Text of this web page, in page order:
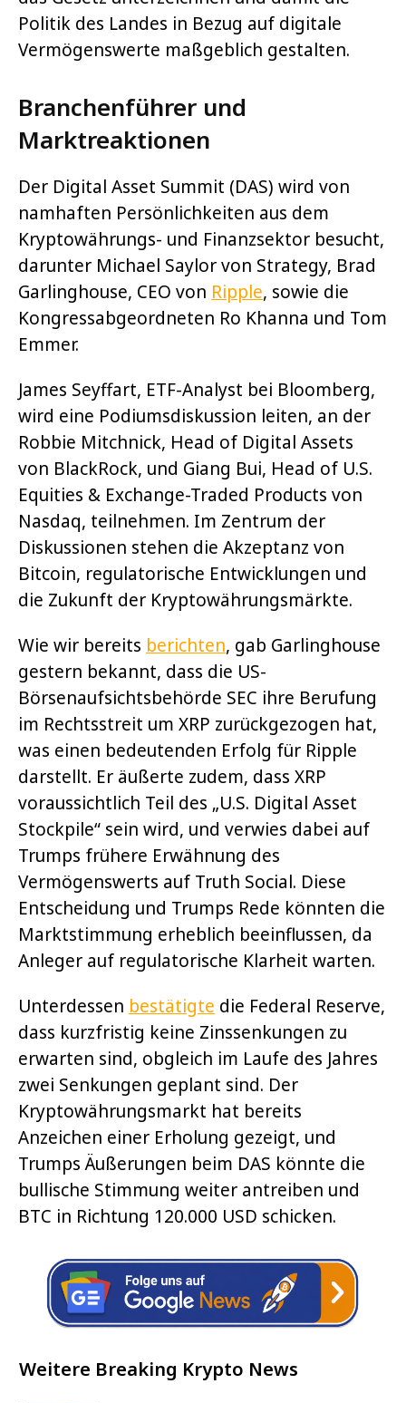
Politik des Landes in Bezug auf digitale
Vermögenswerte maßgeblich gestalten.
Branchenführer und
Marktreaktionen
Der Digital Asset Summit (DAS) wird von
namhaften Persönlichkeiten aus dem
Kryptowährungs- und Finanzsektor besucht,
darunter Michael Saylor von Strategy, Brad
Garlinghouse, CEO von Ripple, sowie die
Kongressabgeordneten Ro Khanna und Tom
Emmer.
James Seyffart, ETF-Analyst bei Bloomberg,
wird eine Podiumsdiskussion leiten, an der
Robbie Mitchnick, Head of Digital Assets
von BlackRock, und Giang Bui, Head of U.S.
Equities & Exchange-Traded Products von
Nasdaq, teilnehmen. Im Zentrum der
Diskussionen stehen die Akzeptanz von
Bitcoin, regulatorische Entwicklungen und
die Zukunft der Kryptowährungsmärkte.
Wie wir bereits berichten, gab Garlinghouse
gestern bekannt, dass die US-
Börsenaufsichtsbehörde SEC ihre Berufung
im Rechtsstreit um XRP zurückgezogen hat,
was einen bedeutenden Erfolg für Ripple
darstellt. Er äußerte zudem, dass XRP
voraussichtlich Teil des „U.S. Digital Asset
Stockpile“ sein wird, und verwies dabei auf
Trumps frühere Erwähnung des
Vermögenswerts auf Truth Social. Diese
Entscheidung und Trumps Rede könnten die
Marktstimmung erheblich beeinflussen, da
Anleger auf regulatorische Klarheit warten.
Unterdessen bestätigte die Federal Reserve,
dass kurzfristig keine Zinssenkungen zu
erwarten sind, obgleich im Laufe des Jahres
zwei Senkungen geplant sind. Der
Kryptowährungsmarkt hat bereits
Anzeichen einer Erholung gezeigt, und
Trumps Äußerungen beim DAS könnte die
bullische Stimmung weiter antreiben und
BTC in Richtung 120.000 USD schicken.
Weitere Breaking Krypto News